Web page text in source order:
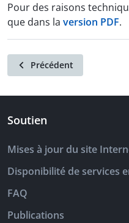
Pour des raisons
que dans la version PDF.
Précédent
Soutien
Mises à jour du site
Disponibilité de services
FAQ
Publications